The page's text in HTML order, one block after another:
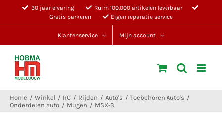
30 jaar ervaring
Ruim 100.000 artikelen leverbaar
Gratis parkeren
Eigen reparatie service
Klantenservice Mijn account
Home Winkel RC Rijden Auto's
Toebehoren Auto's
Onderdelen auto
Mugen MSX-3